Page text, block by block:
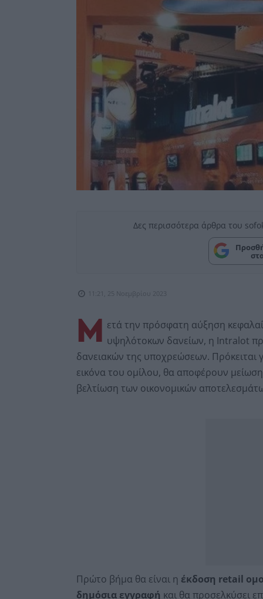
Δες περισσότερα άρθρα του
11:21, 25 Νοεμβρίου 2023
Μ
ετά την πρόσφατη αύξηση
υψηλότοκων δανείων, η Intralot
δανειακών της υποχρεώσεων. Πρόκειται
εικόνα του ομίλου, θα αποφέρουν
βελτίωση των οικονομικών
Πρώτο βήμα θα είναι η έκδοση retail
δημόσια εγγραφή και θα προσελκύσει